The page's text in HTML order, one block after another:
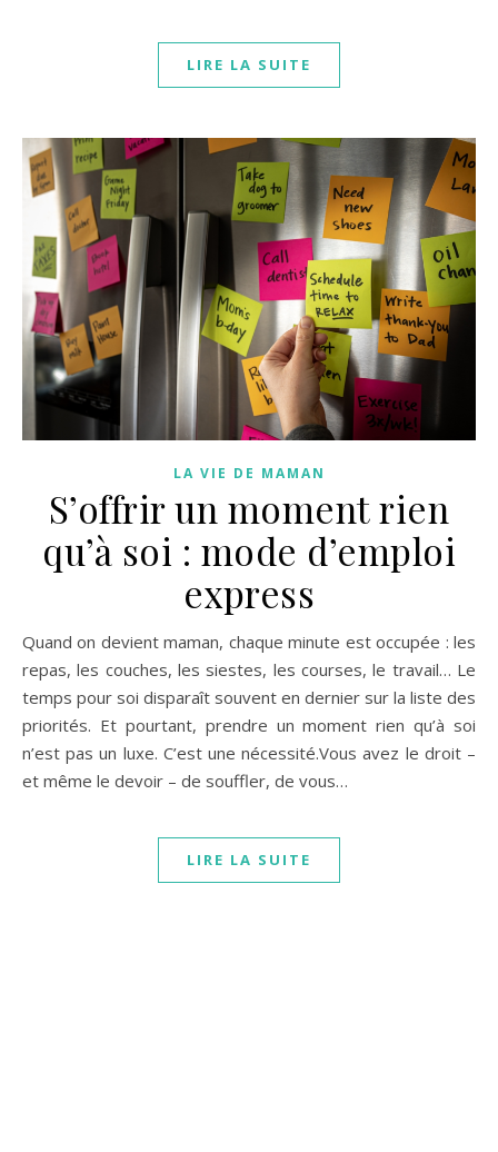
LIRE LA SUITE
LA VIE DE MAMAN
S’offrir un moment rien
qu’à soi : mode d’emploi
express
Quand on devient maman, chaque minute est occupée : les
repas, les couches, les siestes, les courses, le travail… Le
temps pour soi disparaît souvent en dernier sur la liste des
priorités. Et pourtant, prendre un moment rien qu’à soi
n’est pas un luxe. C’est une nécessité.Vous avez le droit –
et même le devoir – de souffler, de vous…
LIRE LA SUITE